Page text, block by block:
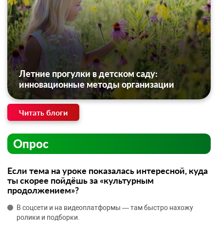
Летние прогулки в детском саду:
инновационные методы организации
Читать блоги
Опрос
Если тема на уроке показалась интересной, куда
ты скорее пойдёшь за «культурным
продолжением»?
В соцсети и на видеоплатформы — там быстро нахожу
ролики и подборки.